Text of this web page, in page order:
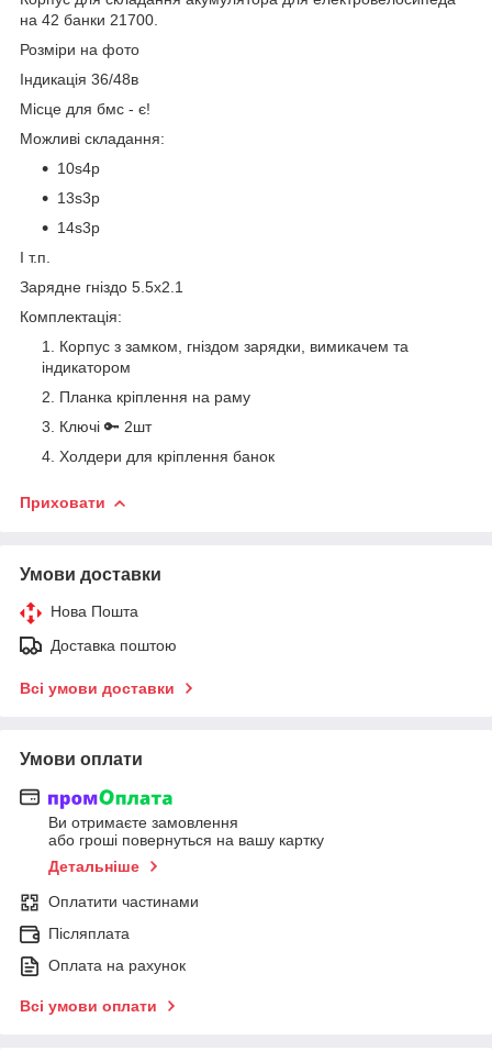
на 42 банки 21700.
Розміри на фото
Індикація 36/48в
Місце для бмс - є!
Можливі складання:
10s4p
13s3p
14s3p
І т.п.
Зарядне гніздо 5.5х2.1
Комплектація:
Корпус з замком, гніздом зарядки, вимикачем та
індикатором
Планка кріплення на раму
Ключі 🔑 2шт
Холдери для кріплення банок
Приховати
Умови доставки
Нова Пошта
Доставка поштою
Всі умови доставки
Умови оплати
Ви отримаєте замовлення
або гроші повернуться на вашу картку
Детальніше
Оплатити частинами
Післяплата
Оплата на рахунок
Всі умови оплати